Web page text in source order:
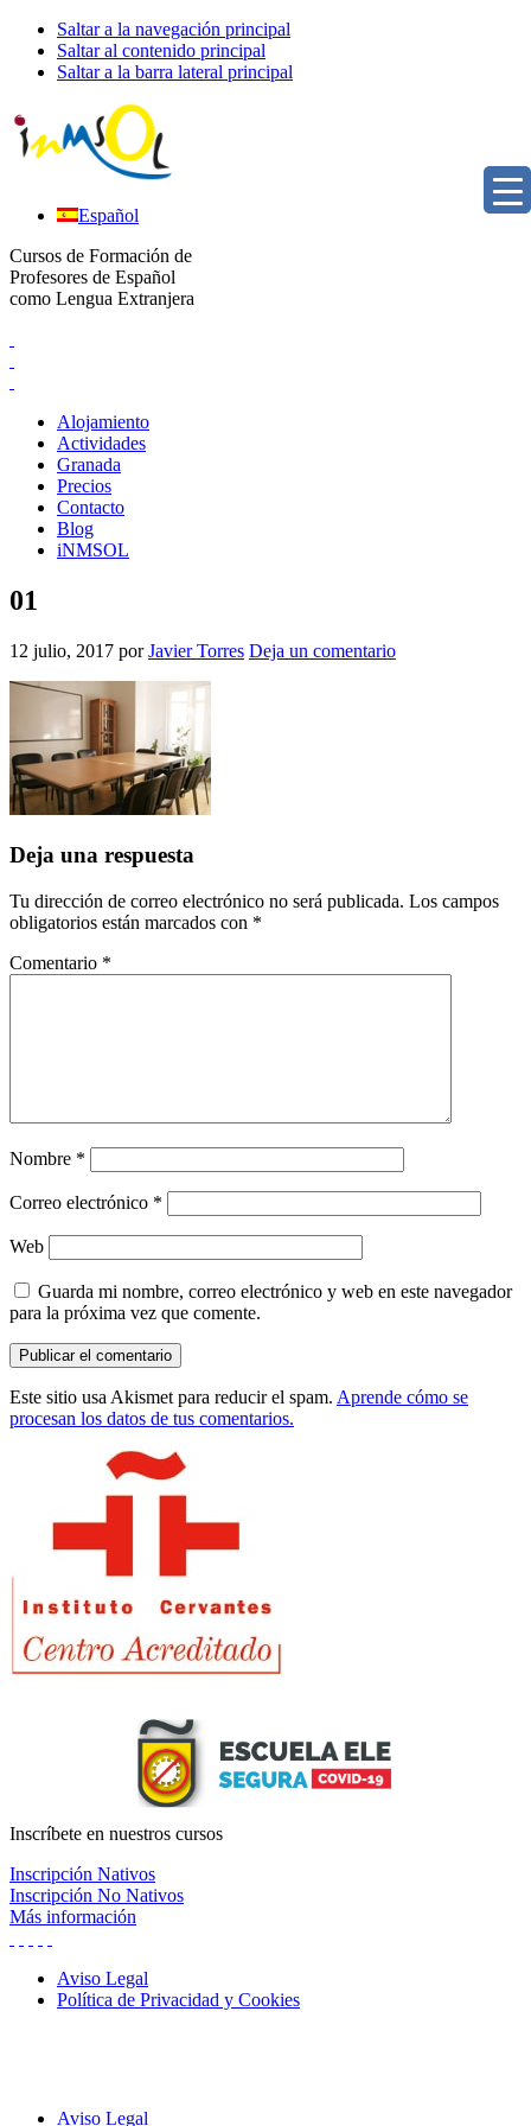
Saltar a la navegación principal
Saltar al contenido principal
Saltar a la barra lateral principal
Español
Cursos de Formación de
Profesores de Español
como Lengua Extranjera
Alojamiento
Actividades
Granada
Precios
Contacto
Blog
iNMSOL
01
12 julio, 2017 porJavier Torres Deja un comentario
Interacciones
los
lectores
Deja una respuesta
Tu dirección de correo electrónico no será publicada. Los campos
obligatorios están marcados con *
Comentario *
Nombre *
Correo electrónico *
Web
Guarda mi nombre, correo electrónico y web en este navegador
para la próxima vez que comente.
Este sitio usa Akismet para reducir el spam. Aprende cómo se
procesan los datos de tus comentarios.
principal
Inscríbete en nuestros cursos
Inscripción Nativos
Inscripción No Nativos
Más información
Aviso Legal
Política de Privacidad y Cookies
Aviso Legal